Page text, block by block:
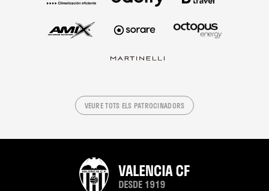
VEURE TOTS ELS PATROCINADORS